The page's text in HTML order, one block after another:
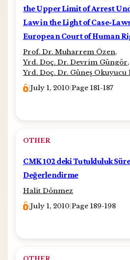
the Upper Limit of Arrest
Law in the Light of Case-
European Court of Human
Prof. Dr. Muharrem Özen,
Yrd. Doç. Dr. Devrim Güngör,
Yrd. Doç. Dr. Güneş Okuyucu
|July 1, 2010 |Page 181-187
OTHER
CMK 102 deki Tutukluluk
Değerlendirme
Halit Dönmez
|July 1, 2010 |Page 189-198